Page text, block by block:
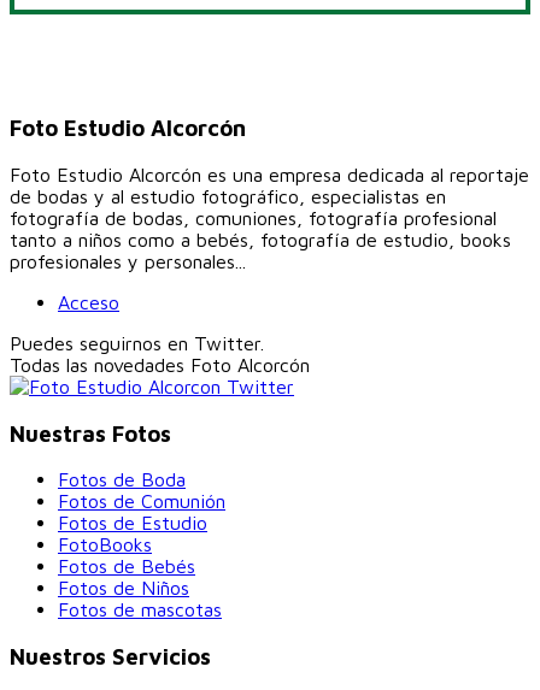
Foto Estudio Alcorcón
Foto Estudio Alcorcón es una empresa dedicada al reportaje
de bodas y al estudio fotográfico, especialistas en
fotografía de bodas, comuniones, fotografía profesional
tanto a niños como a bebés, fotografía de estudio, books
profesionales y personales...
Acceso
Puedes seguirnos en Twitter.
Todas las novedades Foto Alcorcón
Nuestras Fotos
Fotos de Boda
Fotos de Comunión
Fotos de Estudio
FotoBooks
Fotos de Bebés
Fotos de Niños
Fotos de mascotas
Nuestros Servicios